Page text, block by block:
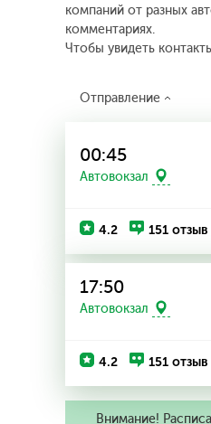
компаний от разных
комментариях.
Чтобы увидеть
Отправление
00:45
Автовокзал
4.2 151 отзыв
17:50
Автовокзал
4.2 151 отзыв
Внимание!